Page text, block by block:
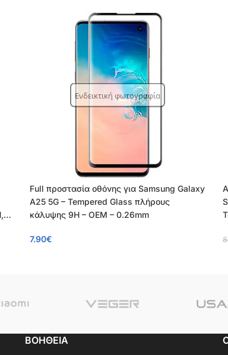
Ενδεικτική φωτογραφία
Full προστασία οθόνης για Samsung Galaxy
A25 5G – Tempered Glass πλήρους
κάλυψης 9H – OEM – 0.26mm
7.90€
ΒΟΗΘΕΙΑ